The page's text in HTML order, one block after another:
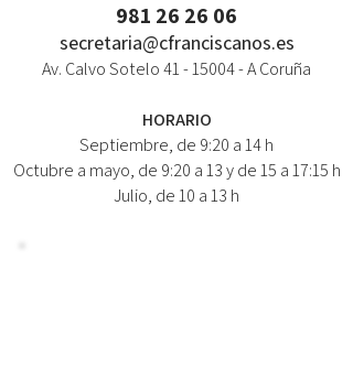
981 26 26 06
secretaria@cfranciscanos.es
Av. Calvo Sotelo41 - 15004- A Coruña
HORARIO
Septiembre, de 9:20 a 14 h
Octubre a mayo, de 9:20 a 13 y de 15 a 17:15 h
Julio, de 10 a 13 h